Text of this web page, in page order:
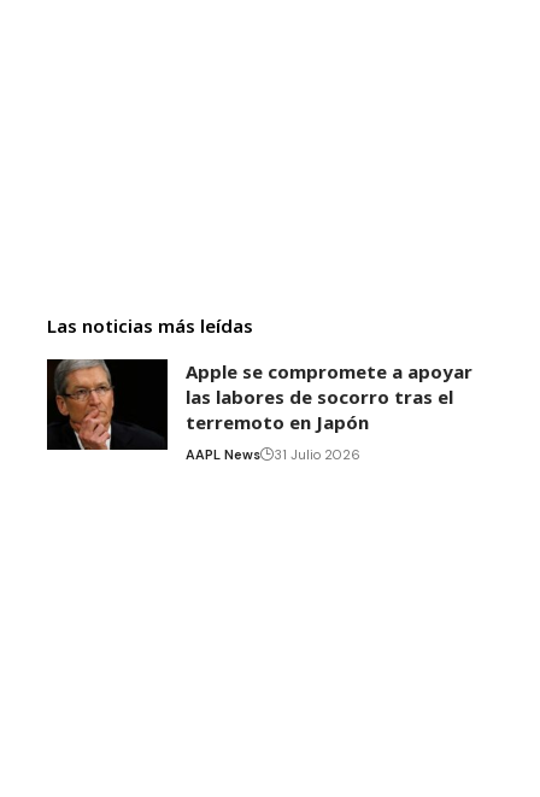
Las noticias más leídas
Apple se compromete a apoyar
las labores de socorro tras el
terremoto en Japón
AAPL News 31 Julio 2026